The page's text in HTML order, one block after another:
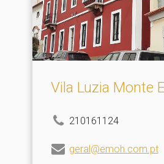
Vila Luzia Monte
210161124
geral@emoh.com.pt